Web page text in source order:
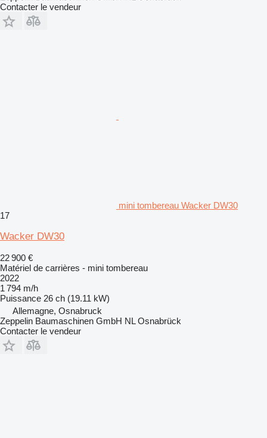
Contacter le vendeur
mini tombereau Wacker DW30
17
Wacker DW30
22 900 €
Matériel de carrières - mini tombereau
2022
1 794 m/h
Puissance 26 ch (19.11 kW)
Allemagne, Osnabruck
Zeppelin Baumaschinen GmbH NL Osnabrück
Contacter le vendeur